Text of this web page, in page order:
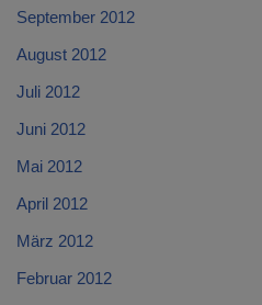
September 2012
August 2012
Juli 2012
Juni 2012
Mai 2012
April 2012
März 2012
Februar 2012